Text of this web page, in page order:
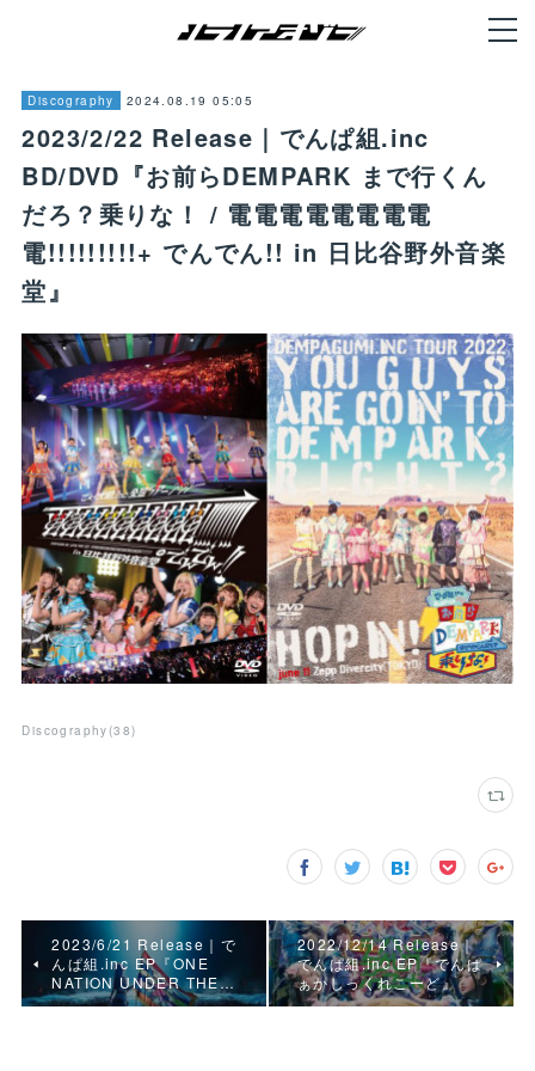
Discography 2024.08.19 05:05
2023/2/22 Release｜でんぱ組.inc
BD/DVD『お前らDEMPARK まで行くん
だろ？乗りな！ / 電電電電電電電電
電!!!!!!!!!+ でんでん!! in 日比谷野外音楽
堂』
Discography (38)
2023/6/21 Release｜で
んぱ組.inc EP『ONE
NATION UNDER THE…
2022/12/14 Release｜
でんぱ組.inc EP『でんぱ
ぁかしっくれこーど』